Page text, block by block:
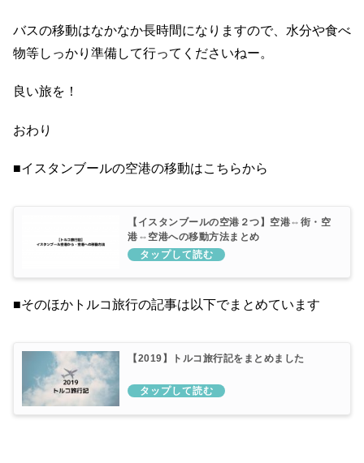
バスの移動はなかなか長時間になりますので、水分や食べ
物等しっかり準備して行ってくださいねー。
良い旅を！
おわり
■イスタンブールの空港の移動はこちらから
【イスタンブールの空港２つ】空港⇔街・空
港⇔空港への移動方法まとめ
■そのほかトルコ旅行の記事は以下でまとめています
【2019】トルコ旅行記をまとめました